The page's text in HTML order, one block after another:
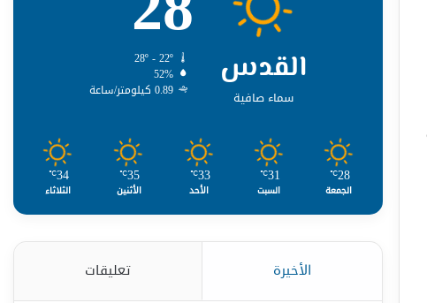
القدس
سماء صافية
28º - 22º
52%
0.89 كيلومتر/ساعة
28
℃
الجمعة
31
℃
السبت
33
℃
الأحد
35
℃
الأثنين
34
℃
الثلاثاء
الأخيرة تعليقات